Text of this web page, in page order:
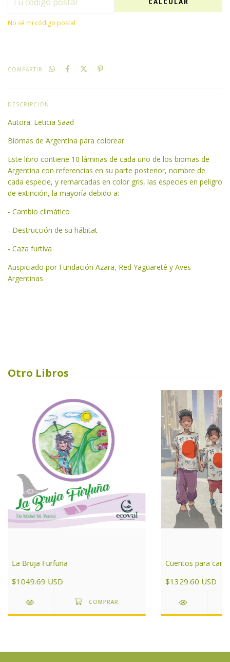
No sé mi código postal
COMPARTIR
DESCRIPCIÓN
Autora: Leticia Saad
Biomas de Argentina para colorear
Este libro contiene 10 láminas de cada uno de los biomas de
Argentina con referencias en su parte posterior, nombre de
cada especie, y remarcadas en color gris, las especies en peligro
de extinción, la mayoría debido a:
- Cambio climático
- Destrucción de su hábitat
- Caza furtiva
Auspiciado por Fundación Azara, Red Yaguareté y Aves
Argentinas
Otro Libros
La Bruja Furfuña
$1049.69 USD
Cuentos para
$1329.60 USD